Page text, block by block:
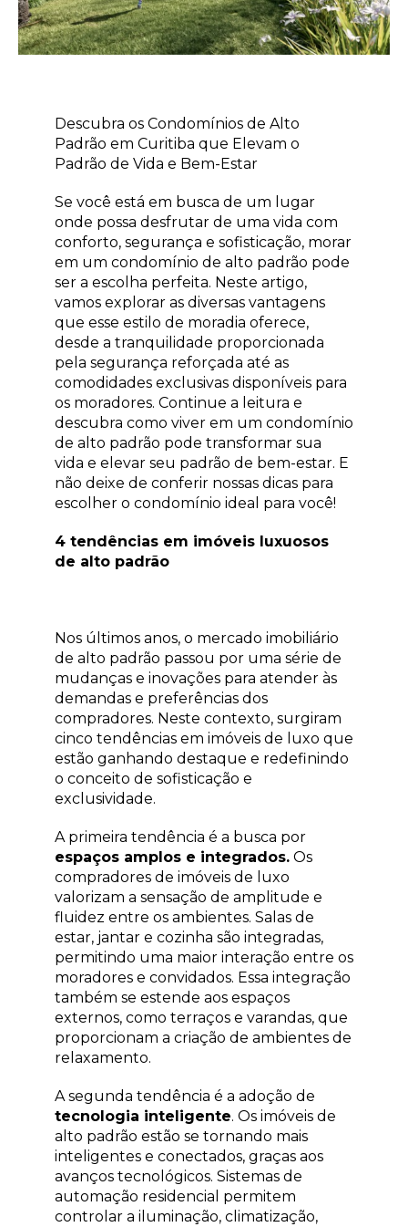
Descubra os Condomínios de Alto
Padrão em Curitiba que Elevam o
Padrão de Vida e Bem-Estar
Se você está em busca de um lugar
onde possa desfrutar de uma vida com
conforto, segurança e sofisticação, morar
em um condomínio de alto padrão pode
ser a escolha perfeita. Neste artigo,
vamos explorar as diversas vantagens
que esse estilo de moradia oferece,
desde a tranquilidade proporcionada
pela segurança reforçada até as
comodidades exclusivas disponíveis para
os moradores. Continue a leitura e
descubra como viver em um condomínio
de alto padrão pode transformar sua
vida e elevar seu padrão de bem-estar. E
não deixe de conferir nossas dicas para
escolher o condomínio ideal para você!
4 tendências em imóveis luxuosos
de alto padrão
Nos últimos anos, o mercado imobiliário
de alto padrão passou por uma série de
mudanças e inovações para atender às
demandas e preferências dos
compradores. Neste contexto, surgiram
cinco tendências em imóveis de luxo que
estão ganhando destaque e redefinindo
o conceito de sofisticação e
exclusividade.
A primeira tendência é a busca por
espaços amplos e integrados. Os
compradores de imóveis de luxo
valorizam a sensação de amplitude e
fluidez entre os ambientes. Salas de
estar, jantar e cozinha são integradas,
permitindo uma maior interação entre os
moradores e convidados. Essa integração
também se estende aos espaços
externos, como terraços e varandas, que
proporcionam a criação de ambientes de
relaxamento.
A segunda tendência é a adoção de
tecnologia inteligente. Os imóveis de
alto padrão estão se tornando mais
inteligentes e conectados, graças aos
avanços tecnológicos. Sistemas de
automação residencial permitem
controlar a iluminação, climatização,